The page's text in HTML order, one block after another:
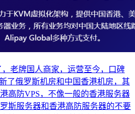
老牌国人商家，运营至今，口碑
了俄罗斯机房和中国香港机房，其
高防VPS，不像一般的香港服务器
斯服务器和香港高防服务器的不要